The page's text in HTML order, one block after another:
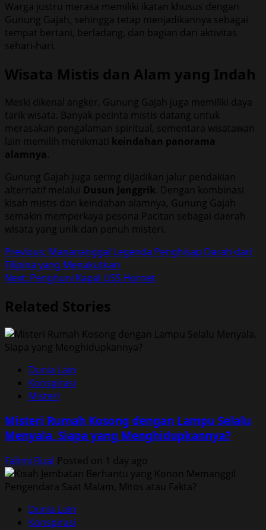
Warga justru merasa memiliki ikatan khusus dengan
Gunung Gajah, sehingga tetap menjadikannya sebagai
tempat bertani, berladang, dan bagian dari aktivitas
sehari-hari.
Wisata Mistis dan Alam yang Indah
Meski dikenal angker, Gunung Gajah juga memiliki daya
tarik wisata. Banyak pecinta mistis datang untuk
merasakan pengalaman spiritual, sementara wisatawan
lain memilih menikmati keindahan panorama
alamnya.
Gunung Gajah juga sering dijadikan jalur pendakian
alternatif melalui Dusun Jenggrik. Dengan kombinasi
kisah mistis dan keindahan alamnya, Gunung Gajah
semakin memperkaya pesona Pacitan sebagai daerah
wisata yang unik dan penuh misteri.
Post
navigation
Previous: Manananggal Legenda Penghisap Darah dari
Filipina yang Menakutkan
Next: Penghuni Kapal USS Hornet
Related Stories
Dunia Lain
Konspirasi
Misteri
Misteri Rumah Kosong dengan Lampu Selalu
Menyala, Siapa yang Menghidupkannya?
Fahmi Rizal Posted on 1 day ago
Dunia Lain
Konspirasi